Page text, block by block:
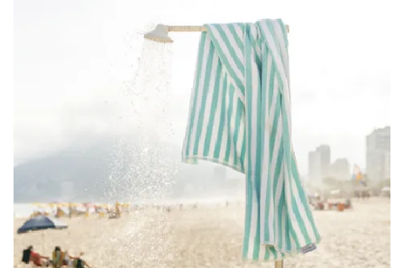
Sem categoria. Bookmark the
Janeiro: où boire un verre et
profiter de la ville sous tous
les angles
Mode à Rio: les meilleurs
conseils pour faire du
shopping dans la Cidade
Maravilhosa